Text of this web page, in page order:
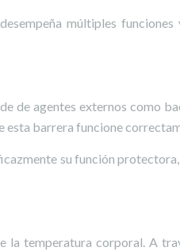
múltiples funciones
de agentes externos como
esta barrera funcione
su función
la temperatura corporal. A